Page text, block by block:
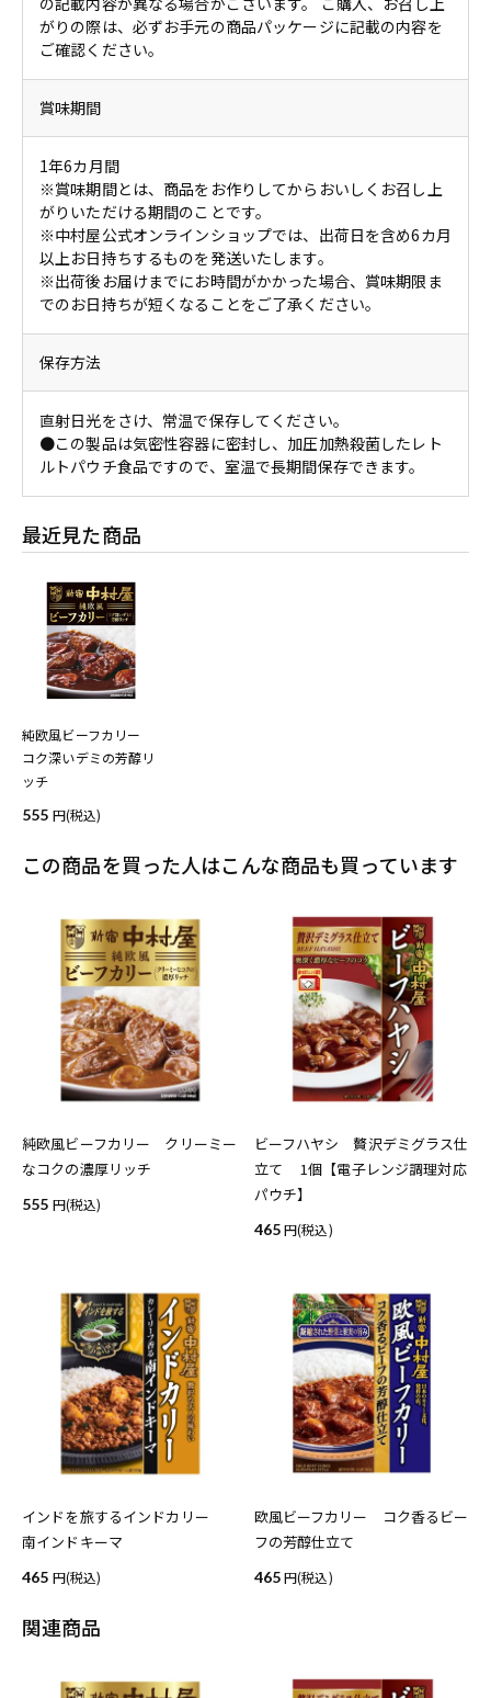
がりの際は、必ずお手元の商品パッケージに記載の内容を
ご確認ください。
賞味期間
1年6カ月間
※賞味期間とは、商品をお作りしてからおいしくお召し上
がりいただける期間のことです。
※中村屋公式オンラインショップでは、出荷日を含め6カ月
以上お日持ちするものを発送いたします。
※出荷後お届けまでにお時間がかかった場合、賞味期限ま
でのお日持ちが短くなることをご了承ください。
保存方法
直射日光をさけ、常温で保存してください。
●この製品は気密性容器に密封し、加圧加熱殺菌したレト
ルトパウチ食品ですので、室温で長期間保存できます。
最近見た商品
純欧風ビーフカリー
コク深いデミの芳醇リ
ッチ
555
(税込)
この商品を買った人はこんな商品も買っています
純欧風ビーフカリー クリーミー
なコクの濃厚リッチ
555 (税込)
ビーフハヤシ 贅沢デミグラス仕
立て 1個【電子レンジ調理対応
パウチ】
465 (税込)
インドを旅するインドカリー
南インドキーマ
465 (税込)
欧風ビーフカリー コク香るビー
フの芳醇仕立て
465 (税込)
関連商品